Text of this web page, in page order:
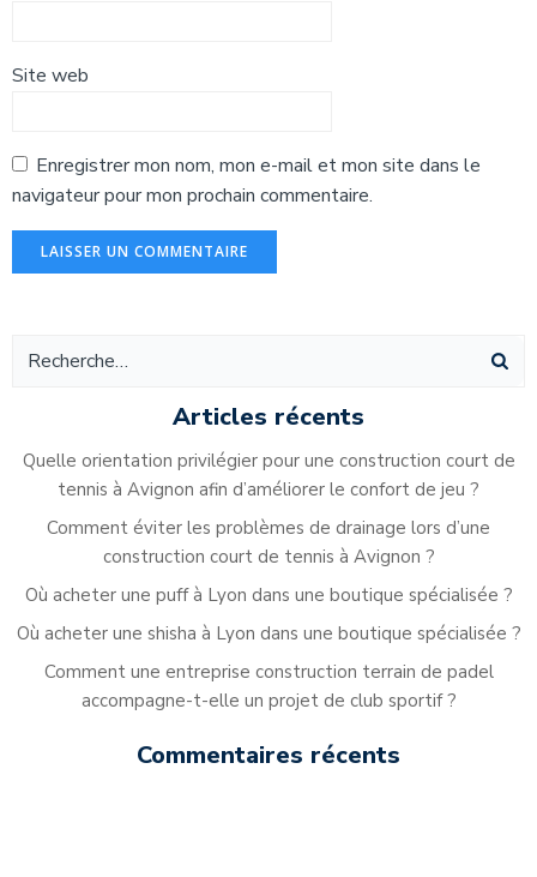
Site web
Enregistrer mon nom, mon e-mail et mon site dans le
navigateur pour mon prochain commentaire.
Articles récents
Quelle orientation privilégier pour une construction court de
tennis à Avignon afin d’améliorer le confort de jeu ?
Comment éviter les problèmes de drainage lors d’une
construction court de tennis à Avignon ?
Où acheter une puff à Lyon dans une boutique spécialisée ?
Où acheter une shisha à Lyon dans une boutique spécialisée ?
Comment une entreprise construction terrain de padel
accompagne-t-elle un projet de club sportif ?
Commentaires récents